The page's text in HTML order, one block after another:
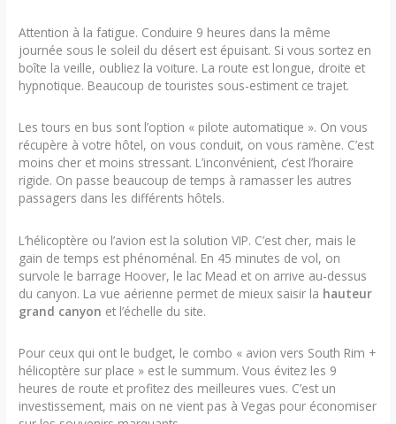
Attention à la fatigue. Conduire 9 heures dans la même
journée sous le soleil du désert est épuisant. Si vous sortez en
boîte la veille, oubliez la voiture. La route est longue, droite et
hypnotique. Beaucoup de touristes sous-estiment ce trajet.
Les tours en bus sont l’option « pilote automatique ». On vous
récupère à votre hôtel, on vous conduit, on vous ramène. C’est
moins cher et moins stressant. L’inconvénient, c’est l’horaire
rigide. On passe beaucoup de temps à ramasser les autres
passagers dans les différents hôtels.
L’hélicoptère ou l’avion est la solution VIP. C’est cher, mais le
gain de temps est phénoménal. En 45 minutes de vol, on
survole le barrage Hoover, le lac Mead et on arrive au-dessus
du canyon. La vue aérienne permet de mieux saisir la hauteur
grand canyon et l’échelle du site.
Pour ceux qui ont le budget, le combo « avion vers South Rim +
hélicoptère sur place » est le summum. Vous évitez les 9
heures de route et profitez des meilleures vues. C’est un
investissement, mais on ne vient pas à Vegas pour économiser